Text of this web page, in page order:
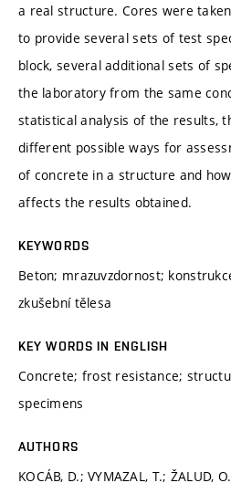
a real structure. Cores were
to provide several sets of test
block, several additional sets of
the laboratory from the same
statistical analysis of the results,
different possible ways for
of concrete in a structure and
affects the results obtained.
KEYWORDS
Beton; mrazuvzdornost;
zkušební tělesa
KEY WORDS IN ENGLISH
Concrete; frost resistance;
specimens
AUTHORS
KOCÁB, D.; VYMAZAL, T.; ŽALUD,